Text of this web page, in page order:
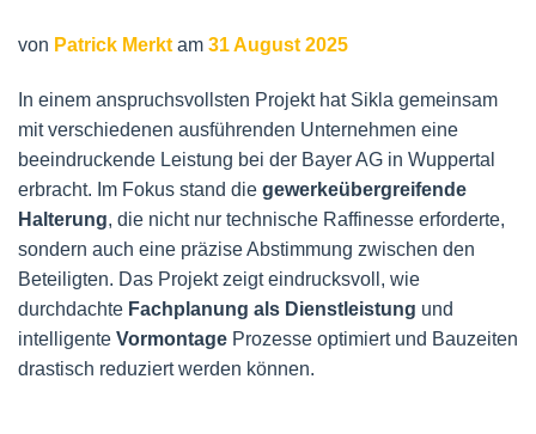
von Patrick Merkt am 31 August 2025
In einem anspruchsvollsten Projekt hat Sikla gemeinsam
mit verschiedenen ausführenden Unternehmen eine
beeindruckende Leistung bei der Bayer AG in Wuppertal
erbracht. Im Fokus stand die gewerkeübergreifende
Halterung, die nicht nur technische Raffinesse erforderte,
sondern auch eine präzise Abstimmung zwischen den
Beteiligten. Das Projekt zeigt eindrucksvoll, wie
durchdachte Fachplanung als Dienstleistung und
intelligente Vormontage Prozesse optimiert und Bauzeiten
drastisch reduziert werden können.